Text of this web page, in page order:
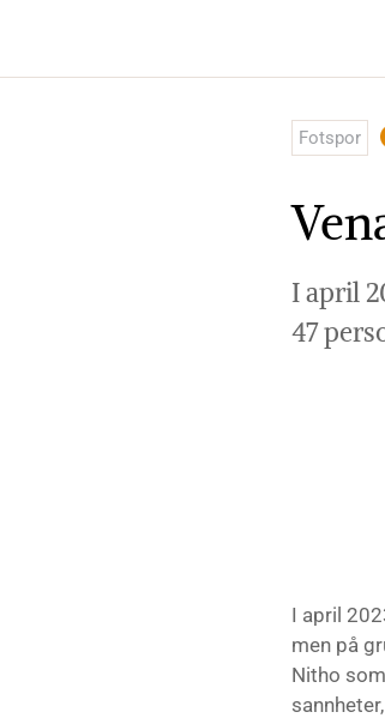
content
Fotspor
I april
47
I april
men på
Nitho